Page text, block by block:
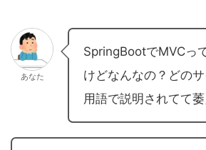
あなた
SpringBootでMVCっ
けどなんなの？どの
用語で説明されてて萎